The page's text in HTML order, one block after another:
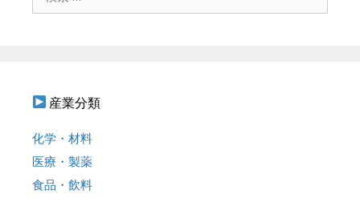
産業分類
化学・材料
医療・製薬
食品・飲料